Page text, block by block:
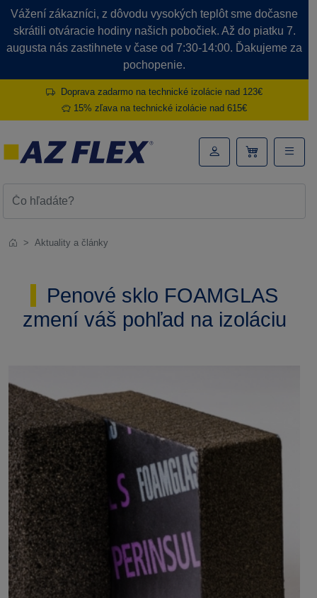
Vážení zákazníci, z dôvodu vysokých teplôt sme dočasne
skrátili otváracie hodiny našich pobočiek. Až do piatku 7.
augusta nás zastihnete v čase od 7:30-14:00. Ďakujeme za
pochopenie.
Doprava zadarmo na technické izolácie nad 123€
15% zľava na technické izolácie nad 615€
Aktuality a články
Penové sklo FOAMGLAS
zmení váš pohľad na izoláciu